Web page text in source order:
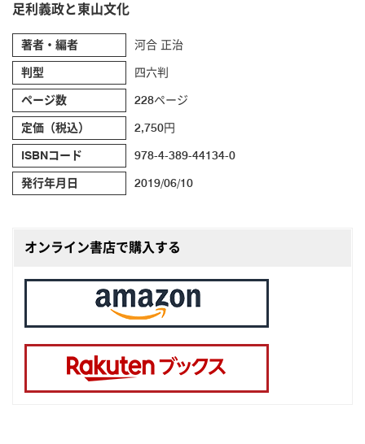
足利義政と東山文化
著者・編者 河合 正治
判型 四六判
ページ数 228ページ
定価（税込） 2,750円
ISBNコード 978-4-389-44134-0
発行年月日 2019/06/10
オンライン書店で購入する